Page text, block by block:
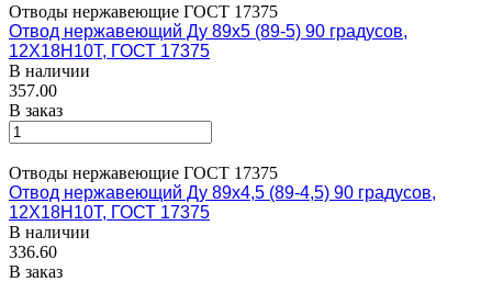
Отводы нержавеющие ГОСТ 17375
Отвод нержавеющий Ду 89х5 (89-5) 90 градусов,
12Х18Н10Т, ГОСТ 17375
В наличии
357.00
В заказ
Отводы нержавеющие ГОСТ 17375
Отвод нержавеющий Ду 89х4,5 (89-4,5) 90 градусов,
12Х18Н10Т, ГОСТ 17375
В наличии
336.60
В заказ